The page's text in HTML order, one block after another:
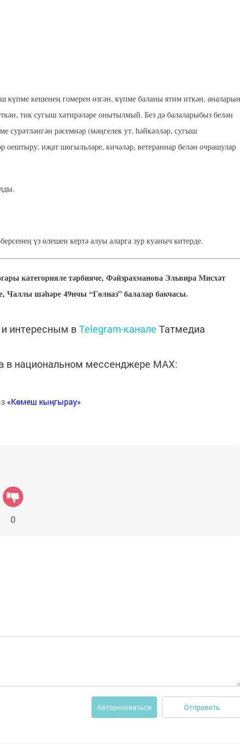
күпме кешенең гомерен өзгән, күпме баланы ятим иткән, аналарын
тик сугыш хатирәләре онытылмый. Без дә балаларыбыз белән
рәсемнәр (мәңгелек ут, һәйкәлләр, сугыш
оештыру, иҗат шөгыльләре, кичәләр, ветераннар белән очрашулар
үз өлешен кертә алуы аларга зур куаныч китерде.
категорияле тәрбияче, Фәйзрахманова Эльвира Мисхәт
Чаллы шәһәре 49нчы “Гөлназ” балалар бакчасы.
интересным вTelegram-канале Татмедиа
в национальном мессенджере MАХ:
«Көмеш кыңгырау»
0
Авторизоваться Отправить